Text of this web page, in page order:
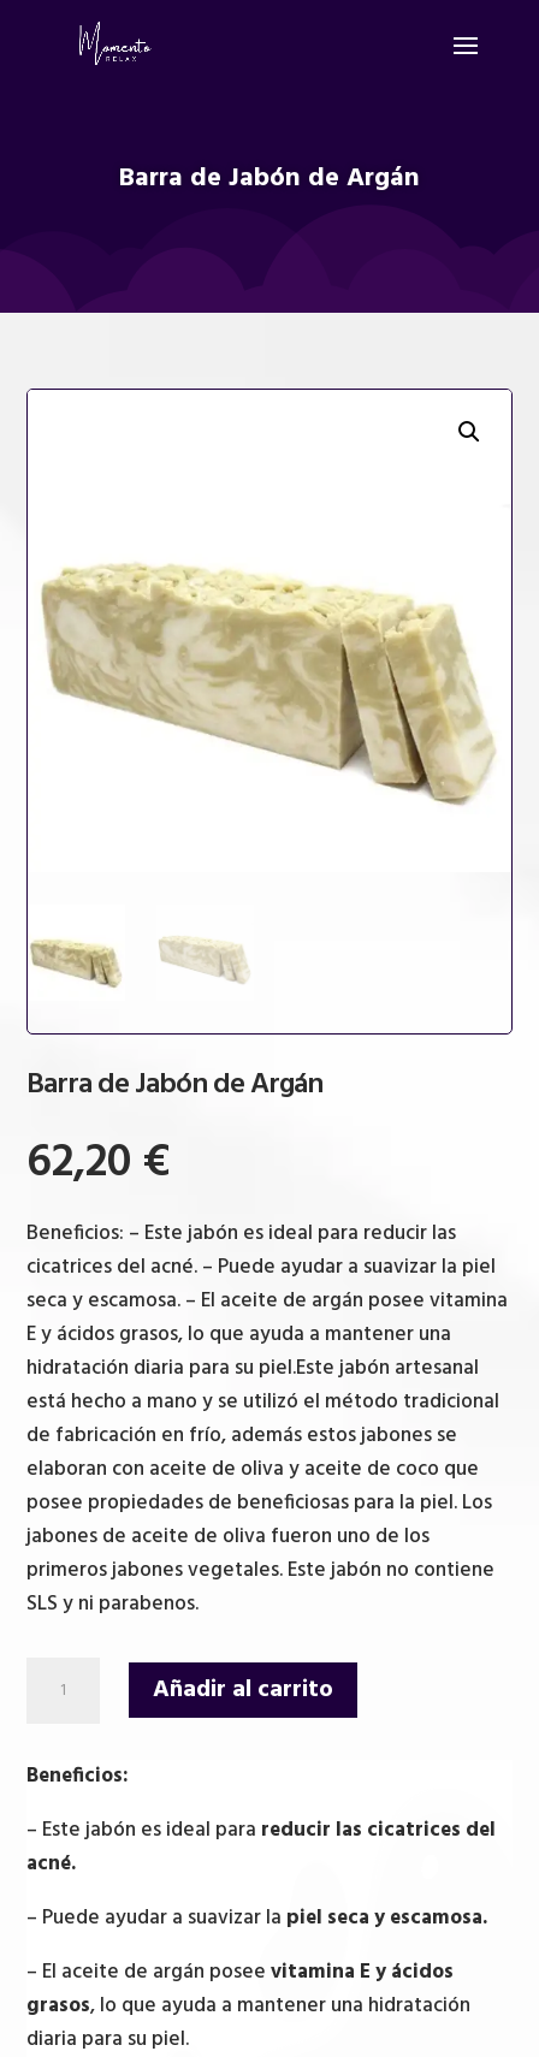
Barra de Jabón de Argán
Barra de Jabón de Argán
62,20€
Beneficios: – Este jabón es ideal para reducir las
cicatrices del acné. – Puede ayudar a suavizar la piel
seca y escamosa. – El aceite de argán posee vitamina
E y ácidos grasos, lo que ayuda a mantener una
hidratación diaria para su piel.Este jabón artesanal
está hecho a mano y se utilizó el método tradicional
de fabricación en frío, además estos jabones se
elaboran con aceite de oliva y aceite de coco que
posee propiedades de beneficiosas para la piel. Los
jabones de aceite de oliva fueron uno de los
primeros jabones vegetales. Este jabón no contiene
SLS y ni parabenos.
de
cantidad
Añadir al carrito
Beneficios:
– Este jabón es ideal para reducir las cicatrices del
acné.
– Puede ayudar a suavizar la piel seca y escamosa.
– El aceite de argán poseevitamina E y ácidos
grasos, lo que ayuda a mantener una hidratación
diaria para su piel.